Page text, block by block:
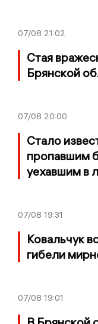
07/08 21:02
Стая
Брянской
07/08 20:00
Стало
пропавшим
уехавшим в
07/08 19:31
Ковальчук
гибели
07/08 19:01